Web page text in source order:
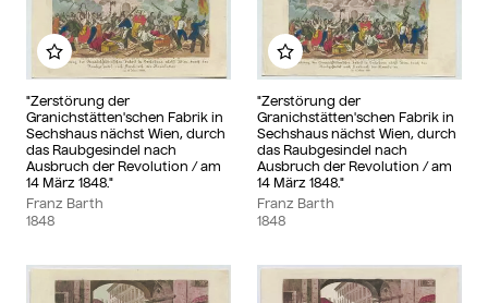
"Zerstörung der
Granichstätten'schen Fabrik in
Sechshaus nächst Wien, durch
das Raubgesindel nach
Ausbruch der Revolution / am
14 März 1848."
Franz Barth
1848
Add to my album
"Zerstörung der
Granichstätten'schen Fabrik in
Sechshaus nächst Wien, durch
das Raubgesindel nach
Ausbruch der Revolution / am
14 März 1848."
Franz Barth
1848
Add to my album